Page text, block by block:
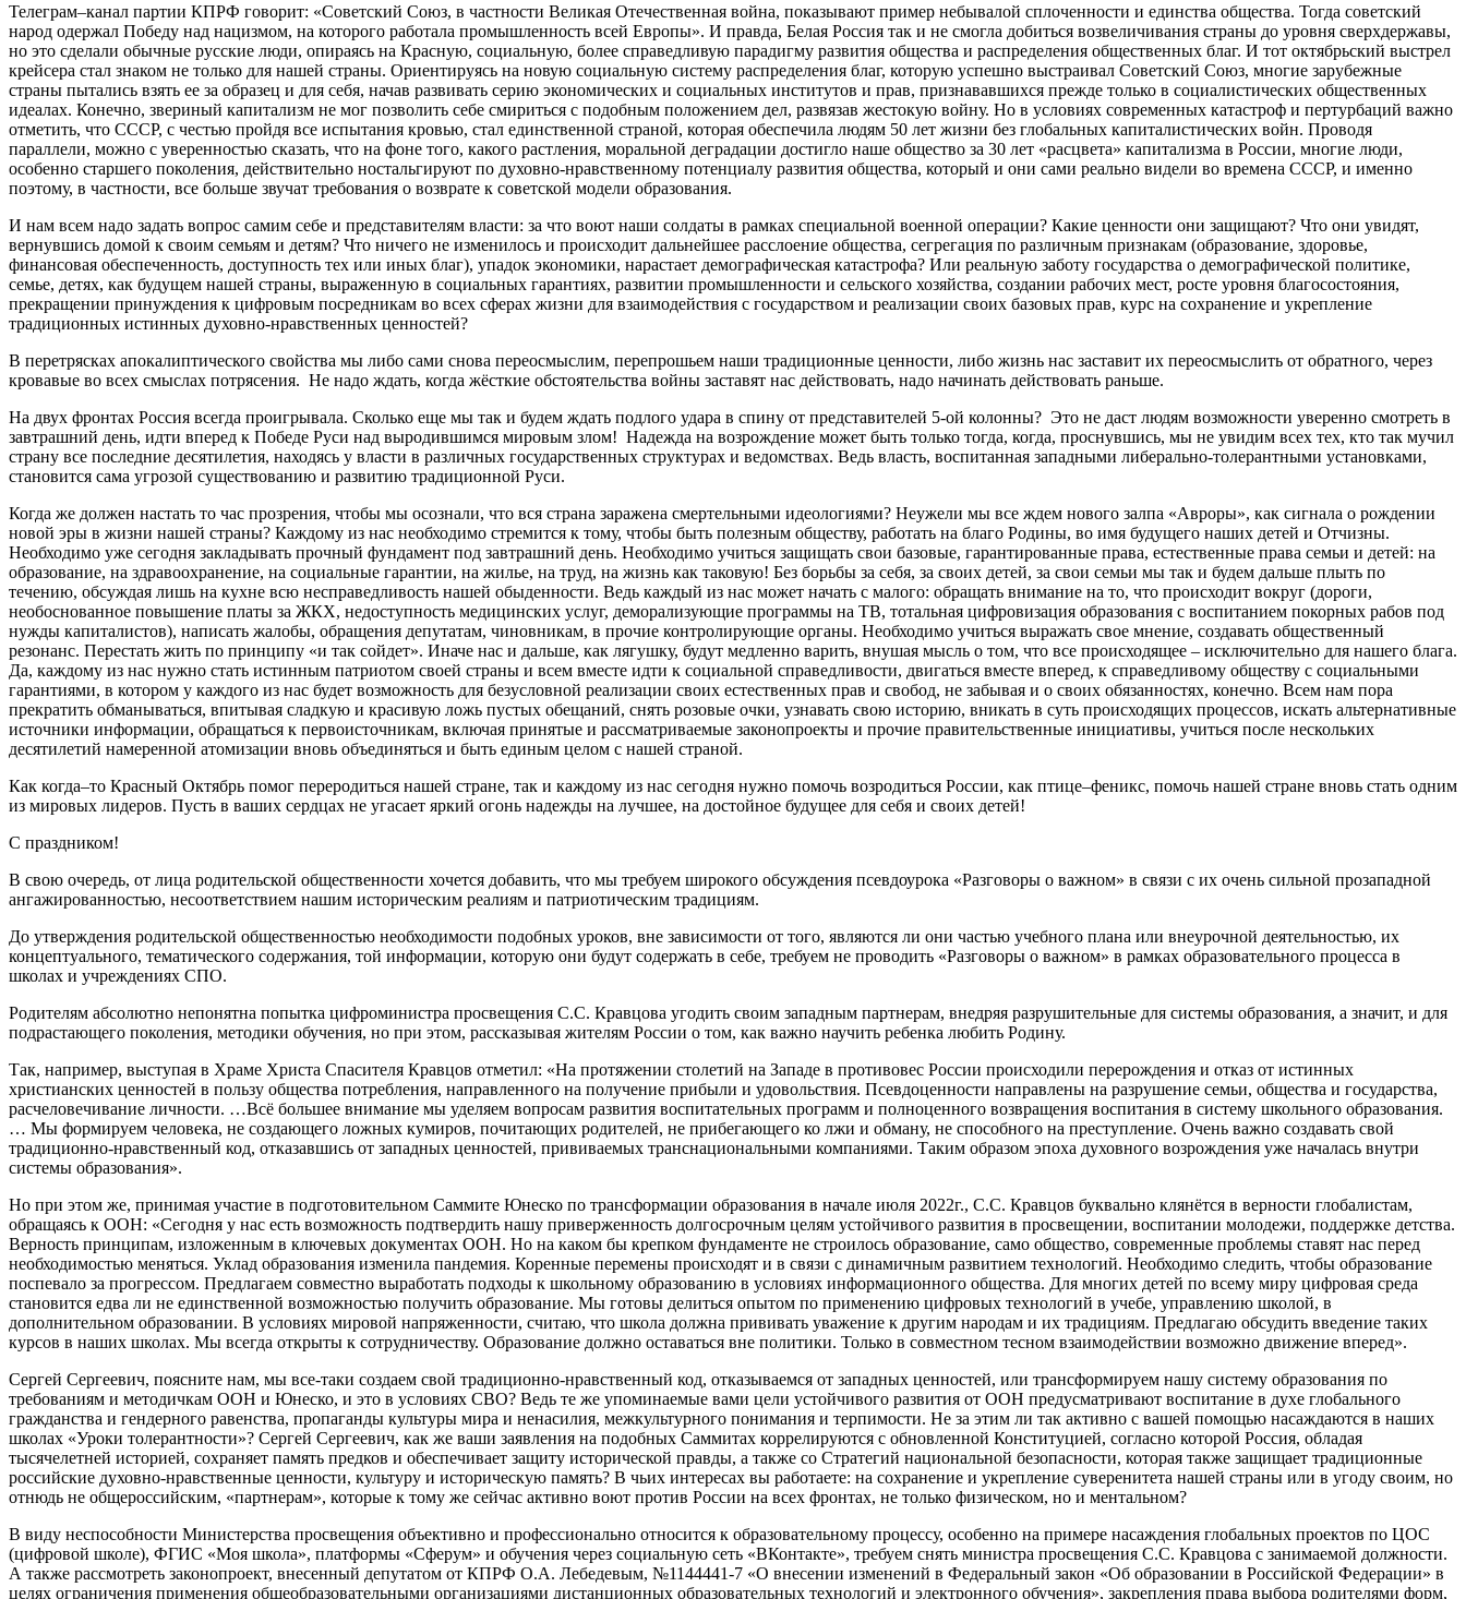
Телеграм–канал партии КПРФ говорит: «Советский Союз, в частности Великая Отечественная война, показывают пример небывалой сплоченности и единства общества. Тогда советский
народ одержал Победу над нацизмом, на которого работала промышленность всей Европы». И правда, Белая Россия так и не смогла добиться возвеличивания страны до уровня сверхдержавы,
но это сделали обычные русские люди, опираясь на Красную, социальную, более справедливую парадигму развития общества и распределения общественных благ. И тот октябрьский выстрел
крейсера стал знаком не только для нашей страны. Ориентируясь на новую социальную систему распределения благ, которую успешно выстраивал Советский Союз, многие зарубежные
страны пытались взять ее за образец и для себя, начав развивать серию экономических и социальных институтов и прав, признававшихся прежде только в социалистических общественных
идеалах. Конечно, звериный капитализм не мог позволить себе смириться с подобным положением дел, развязав жестокую войну. Но в условиях современных катастроф и пертурбаций важно
отметить, что СССР, с честью пройдя все испытания кровью, стал единственной страной, которая обеспечила людям 50 лет жизни без глобальных капиталистических войн. Проводя
параллели, можно с уверенностью сказать, что на фоне того, какого растления, моральной деградации достигло наше общество за 30 лет «расцвета» капитализма в России, многие люди,
особенно старшего поколения, действительно ностальгируют по духовно-нравственному потенциалу развития общества, который и они сами реально видели во времена СССР, и именно
поэтому, в частности, все больше звучат требования о возврате к советской модели образования.
И нам всем надо задать вопрос самим себе и представителям власти: за что воют наши солдаты в рамках специальной военной операции? Какие ценности они защищают? Что они увидят,
вернувшись домой к своим семьям и детям? Что ничего не изменилось и происходит дальнейшее расслоение общества, сегрегация по различным признакам (образование, здоровье,
финансовая обеспеченность, доступность тех или иных благ), упадок экономики, нарастает демографическая катастрофа? Или реальную заботу государства о демографической политике,
семье, детях, как будущем нашей страны, выраженную в социальных гарантиях, развитии промышленности и сельского хозяйства, создании рабочих мест, росте уровня благосостояния,
прекращении принуждения к цифровым посредникам во всех сферах жизни для взаимодействия с государством и реализации своих базовых прав, курс на сохранение и укрепление
традиционных истинных духовно-нравственных ценностей?
В перетрясках апокалиптического свойства мы либо сами снова переосмыслим, перепрошьем наши традиционные ценности, либо жизнь нас заставит их переосмыслить от обратного, через
кровавые во всех смыслах потрясения. Не надо ждать, когда жёсткие обстоятельства войны заставят нас действовать, надо начинать действовать раньше.
На двух фронтах Россия всегда проигрывала. Сколько еще мы так и будем ждать подлого удара в спину от представителей 5-ой колонны? Это не даст людям возможности уверенно смотреть в
завтрашний день, идти вперед к Победе Руси над выродившимся мировым злом! Надежда на возрождение может быть только тогда, когда, проснувшись, мы не увидим всех тех, кто так мучил
страну все последние десятилетия, находясь у власти в различных государственных структурах и ведомствах. Ведь власть, воспитанная западными либерально-толерантными установками,
становится сама угрозой существованию и развитию традиционной Руси.
Когда же должен настать то час прозрения, чтобы мы осознали, что вся страна заражена смертельными идеологиями? Неужели мы все ждем нового залпа «Авроры», как сигнала о рождении
новой эры в жизни нашей страны? Каждому из нас необходимо стремится к тому, чтобы быть полезным обществу, работать на благо Родины, во имя будущего наших детей и Отчизны.
Необходимо уже сегодня закладывать прочный фундамент под завтрашний день. Необходимо учиться защищать свои базовые, гарантированные права, естественные права семьи и детей: на
образование, на здравоохранение, на социальные гарантии, на жилье, на труд, на жизнь как таковую! Без борьбы за себя, за своих детей, за свои семьи мы так и будем дальше плыть по
течению, обсуждая лишь на кухне всю несправедливость нашей обыденности. Ведь каждый из нас может начать с малого: обращать внимание на то, что происходит вокруг (дороги,
необоснованное повышение платы за ЖКХ, недоступность медицинских услуг, деморализующие программы на ТВ, тотальная цифровизация образования с воспитанием покорных рабов под
нужды капиталистов), написать жалобы, обращения депутатам, чиновникам, в прочие контролирующие органы. Необходимо учиться выражать свое мнение, создавать общественный
резонанс. Перестать жить по принципу «и так сойдет». Иначе нас и дальше, как лягушку, будут медленно варить, внушая мысль о том, что все происходящее – исключительно для нашего блага.
Да, каждому из нас нужно стать истинным патриотом своей страны и всем вместе идти к социальной справедливости, двигаться вместе вперед, к справедливому обществу с социальными
гарантиями, в котором у каждого из нас будет возможность для безусловной реализации своих естественных прав и свобод, не забывая и о своих обязанностях, конечно. Всем нам пора
прекратить обманываться, впитывая сладкую и красивую ложь пустых обещаний, снять розовые очки, узнавать свою историю, вникать в суть происходящих процессов, искать альтернативные
источники информации, обращаться к первоисточникам, включая принятые и рассматриваемые законопроекты и прочие правительственные инициативы, учиться после нескольких
десятилетий намеренной атомизации вновь объединяться и быть единым целом с нашей страной.
Как когда–то Красный Октябрь помог переродиться нашей стране, так и каждому из нас сегодня нужно помочь возродиться России, как птице–феникс, помочь нашей стране вновь стать одним
из мировых лидеров. Пусть в ваших сердцах не угасает яркий огонь надежды на лучшее, на достойное будущее для себя и своих детей!
С праздником!
В свою очередь, от лица родительской общественности хочется добавить, что мы требуем широкого обсуждения псевдоурока «Разговоры о важном» в связи с их очень сильной прозападной
ангажированностью, несоответствием нашим историческим реалиям и патриотическим традициям.
До утверждения родительской общественностью необходимости подобных уроков, вне зависимости от того, являются ли они частью учебного плана или внеурочной деятельностью, их
концептуального, тематического содержания, той информации, которую они будут содержать в себе, требуем не проводить «Разговоры о важном» в рамках образовательного процесса в
школах и учреждениях СПО.
Родителям абсолютно непонятна попытка цифроминистра просвещения С.С. Кравцова угодить своим западным партнерам, внедряя разрушительные для системы образования, а значит, и для
подрастающего поколения, методики обучения, но при этом, рассказывая жителям России о том, как важно научить ребенка любить Родину.
Так, например, выступая в Храме Христа Спасителя Кравцов отметил: «На протяжении столетий на Западе в противовес России происходили перерождения и отказ от истинных
христианских ценностей в пользу общества потребления, направленного на получение прибыли и удовольствия. Псевдоценности направлены на разрушение семьи, общества и государства,
расчеловечивание личности. …Всё большее внимание мы уделяем вопросам развития воспитательных программ и полноценного возвращения воспитания в систему школьного образования.
… Мы формируем человека, не создающего ложных кумиров, почитающих родителей, не прибегающего ко лжи и обману, не способного на преступление. Очень важно создавать свой
традиционно-нравственный код, отказавшись от западных ценностей, прививаемых транснациональными компаниями. Таким образом эпоха духовного возрождения уже началась внутри
системы образования».
Но при этом же, принимая участие в подготовительном Саммите Юнеско по трансформации образования в начале июля 2022г., С.С. Кравцов буквально клянётся в верности глобалистам,
обращаясь к ООН: «Сегодня у нас есть возможность подтвердить нашу приверженность долгосрочным целям устойчивого развития в просвещении, воспитании молодежи, поддержке детства.
Верность принципам, изложенным в ключевых документах ООН. Но на каком бы крепком фундаменте не строилось образование, само общество, современные проблемы ставят нас перед
необходимостью меняться. Уклад образования изменила пандемия. Коренные перемены происходят и в связи с динамичным развитием технологий. Необходимо следить, чтобы образование
поспевало за прогрессом. Предлагаем совместно выработать подходы к школьному образованию в условиях информационного общества. Для многих детей по всему миру цифровая среда
становится едва ли не единственной возможностью получить образование. Мы готовы делиться опытом по применению цифровых технологий в учебе, управлению школой, в
дополнительном образовании. В условиях мировой напряженности, считаю, что школа должна прививать уважение к другим народам и их традициям. Предлагаю обсудить введение таких
курсов в наших школах. Мы всегда открыты к сотрудничеству. Образование должно оставаться вне политики. Только в совместном тесном взаимодействии возможно движение вперед».
Сергей Сергеевич, поясните нам, мы все-таки создаем свой традиционно-нравственный код, отказываемся от западных ценностей, или трансформируем нашу систему образования по
требованиям и методичкам ООН и Юнеско, и это в условиях СВО? Ведь те же упоминаемые вами цели устойчивого развития от ООН предусматривают воспитание в духе глобального
гражданства и гендерного равенства, пропаганды культуры мира и ненасилия, межкультурного понимания и терпимости. Не за этим ли так активно с вашей помощью насаждаются в наших
школах «Уроки толерантности»? Сергей Сергеевич, как же ваши заявления на подобных Саммитах коррелируются с обновленной Конституцией, согласно которой Россия, обладая
тысячелетней историей, сохраняет память предков и обеспечивает защиту исторической правды, а также со Стратегий национальной безопасности, которая также защищает традиционные
российские духовно-нравственные ценности, культуру и историческую память? В чьих интересах вы работаете: на сохранение и укрепление суверенитета нашей страны или в угоду своим, но
отнюдь не общероссийским, «партнерам», которые к тому же сейчас активно воют против России на всех фронтах, не только физическом, но и ментальном?
В виду неспособности Министерства просвещения объективно и профессионально относится к образовательному процессу, особенно на примере насаждения глобальных проектов по ЦОС
(цифровой школе), ФГИС «Моя школа», платформы «Сферум» и обучения через социальную сеть «ВКонтакте», требуем снять министра просвещения С.С. Кравцова с занимаемой должности.
А также рассмотреть законопроект, внесенный депутатом от КПРФ О.А. Лебедевым, №1144441-7 «О внесении изменений в Федеральный закон «Об образовании в Российской Федерации» в
целях ограничения применения общеобразовательными организациями дистанционных образовательных технологий и электронного обучения», закрепления права выбора родителями форм,